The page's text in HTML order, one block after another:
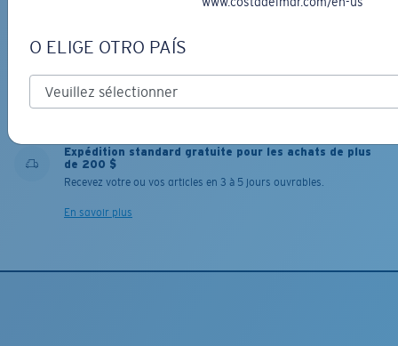
Dispositions de garantie et de réparation
vous guident lors de la réparation ou le remplacement de vos
Costa pour que vous puissiez retourner sur l'eau rapidement.
Expédition standard gratuite pour les achats de plus
de 200 $
Recevez votre ou vos articles en 3 à 5 jours ouvrables.
En savoir plus
O ELIGE OTRO PAÍS